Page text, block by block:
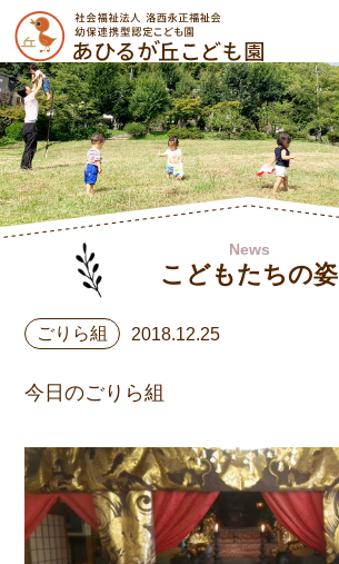
News
こどもたちの姿
ごりら組 2018.12.25
今日のごりら組